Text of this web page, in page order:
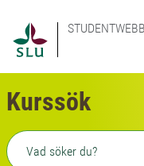
Kurssök
Fritext sökning